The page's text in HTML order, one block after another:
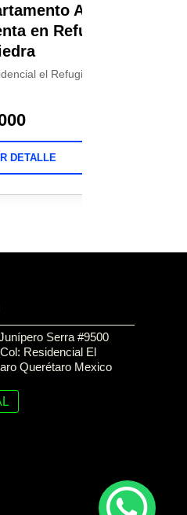
Amueblado
en Refugio Torre
el Refugio, Querétaro
DETALLE
Serra #9500
Residencial El
Querétaro Mexico